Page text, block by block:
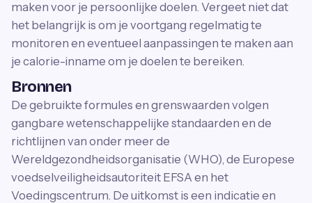
maken voor je persoonlijke doelen. Vergeet niet dat
het belangrijk is om je voortgang regelmatig te
monitoren en eventueel aanpassingen te maken aan
je calorie-inname om je doelen te bereiken.
Bronnen
De gebruikte formules en grenswaarden volgen
gangbare wetenschappelijke standaarden en de
richtlijnen van onder meer de
Wereldgezondheidsorganisatie (WHO), de Europese
voedselveiligheidsautoriteit EFSA en het
Voedingscentrum. De uitkomst is een indicatie en